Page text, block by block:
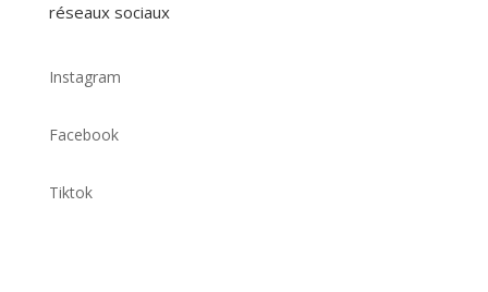
réseaux sociaux
Instagram
Facebook
Tiktok